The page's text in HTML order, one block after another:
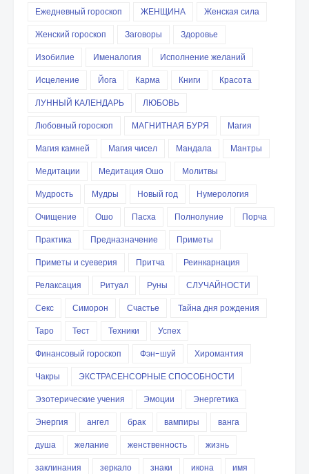
Ежедневный гороскоп
ЖЕНЩИНА
Женская сила
Женский гороскоп
Заговоры
Здоровье
Изобилие
Именалогия
Исполнение желаний
Исцеление
Йога Карма Книги
Красота
ЛУННЫЙ КАЛЕНДАРЬ
ЛЮБОВЬ
Любовный гороскоп
МАГНИТНАЯ БУРЯ
Магия
Магия камней
Магия чисел Мандала
Мантры
Медитации
Медитация Ошо
Молитвы
Мудрость
Мудры Новый год
Нумерология
Очищение
Ошо Пасха Полнолуние
Порча
Практика
Предназначение
Приметы
Приметы и суеверия
Притча
Реинкарнация
Релаксация
Ритуал Руны
СЛУЧАЙНОСТИ
Секс
Симорон Счастье
Тайна дня рождения
Таро
Тест Техники
Успех
Финансовый гороскоп
Фэн-шуй
Хиромантия
Чакры
ЭКСТРАСЕНСОРНЫЕ СПОСОБНОСТИ
Эзотерические учения
Эмоции
Энергетика
Энергия
ангел брак вампиры
ванга
душа
желание женственность
жизнь
заклинания
зеркало знаки икона
имя